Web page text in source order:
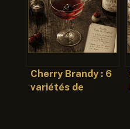
gourmandes
Cherry Brandy : 6
variétés de